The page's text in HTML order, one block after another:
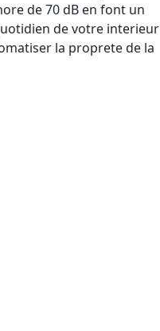
de 70 dB en font un
de votre interieur
la proprete de la